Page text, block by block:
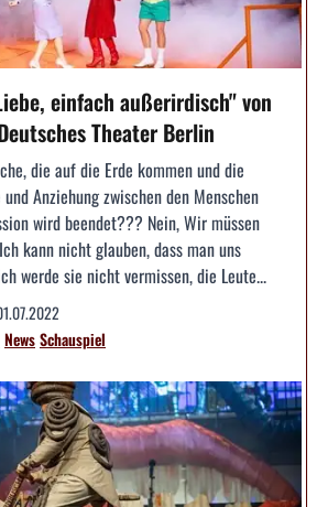
einfach außerirdisch" von
Theater Berlin
die auf die Erde kommen und die
Anziehung zwischen den Menschen
wird beendet??? Nein, Wir müssen
kann nicht glauben, dass man uns
werde sie nicht vermissen, die Leute...
NewsSchauspiel